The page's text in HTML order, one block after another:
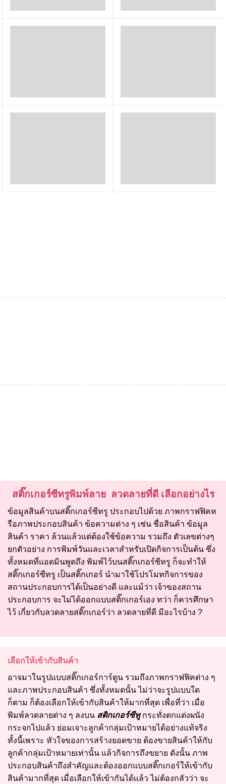
สติ๊กเกอร์ซีทรูพิมพ์ลาย ลวดลายที่ดี เลือกอย่างไร
ข้อมูลสินค้าบนสติ๊กเกอร์ซีทรู ประกอบไปด้วย ภาพกราฟฟิคห
รือภาพประกอบสินค้า ข้อความต่าง ๆ เช่น ชื่อสินค้า ข้อมูล
สินค้า ราคา ล้วนแล้วแต่ต้องใช้ข้อความ รวมถึง ตัวเลขต่างๆ
ยกตัวอย่าง การพิมพ์วันและเวลาสำหรับเปิดกิจการเป็นต้น ซึ่ง
ทั้งหมดที่แอดมินพูดถึง พิมพ์ไว้บนสติ๊กเกอร์ซีทรู ก็จะทำให้
สติ๊กเกอร์ซีทรู เป็นสติ๊กเกอร์ นำมาใช้โปรโมทกิจการของ
สถานประกอบการได้เป็นอย่างดี และแม้ว่า เจ้าของสถาน
ประกอบการ จะไม่ได้ออกแบบสติ๊กเกอร์เอง ทว่า ก็ควรศึกษา
ไว้ เกี่ยวกับลวดลายสติ๊กเกอร์ว่า ลวดลายที่ดี มีอะไรบ้าง ?
เลือกให้เข้ากับสินค้า
อาจมาในรูปแบบสติ๊กเกอร์การ์ตูน รวมถึงภาพกราฟฟิคต่าง ๆ
และภาพประกอบสินค้า ซึ่งทั้งหมดนั้น ไม่ว่าจะรูปแบบใด
ก็ตาม ก็ต้องเลือกให้เข้ากับสินค้าให้มากที่สุด เพื่อที่ว่า เมื่อ
พิมพ์ลวดลายต่าง ๆ ลงบน สติกเกอร์ซีทู กระทั่งตกแต่งผนัง
กระจกไปแล้ว ย่อมเจาะลูกค้ากลุ่มเป้าหมายได้อย่างแท้จริง
ทั้งนี้เพราะ หัวใจของการสร้างยอดขาย ต้องขายสินค้าให้กับ
ลูกค้ากลุ่มเป้าหมายเท่านั้น แล้วกิจการถึงขยาย ดังนั้น ภาพ
ประกอบสินค้าถึงสำคัญและต้องออกแบบสติ๊กเกอร์ให้เข้ากับ
สินค้ามากที่สุด เมื่อเลือกให้เข้ากันได้แล้ว ไม่ต้องกลัวว่า จะ